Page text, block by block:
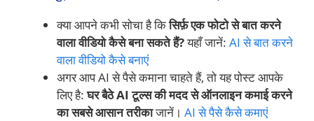
क्या आपने कभी सोचा है किसिर्फ़ एक फोटो से बात करने
वाला वीडियो कैसे बना सकते हैं?यहाँ जानें: AI से बात करने
वाला वीडियो कैसे बनाएं
अगर आप AI से पैसे कमाना चाहते हैं, तो यह पोस्ट आपके
लिए है:घर बैठे AI टूल्स की मदद से ऑनलाइन कमाई करने
का सबसे आसान तरीकाजानें। AI से पैसे कैसे कमाएं